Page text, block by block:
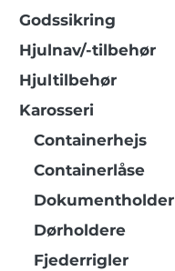
Godssikring
Hjulnav/-tilbehør
Hjultilbehør
Karosseri
Containerhejs
Containerlåse
Dokumentholder
Dørholdere
Fjederrigler